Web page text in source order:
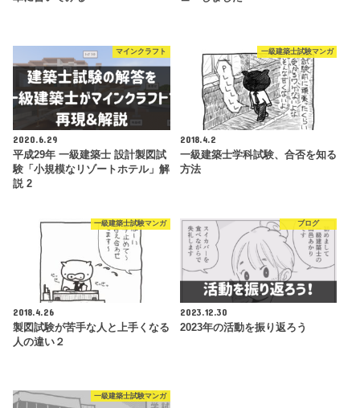
マインクラフト
2020.6.29
平成29年 一級建築士 設計製図試
験「小規模なリゾートホテル」解
説 2
一級建築士試験マンガ
2018.4.2
一級建築士学科試験、合否を知る
方法
一級建築士試験マンガ
2018.4.26
製図試験が苦手な人と上手くなる
人の違い２
ブログ
2023.12.30
2023年の活動を振り返ろう
一級建築士試験マンガ